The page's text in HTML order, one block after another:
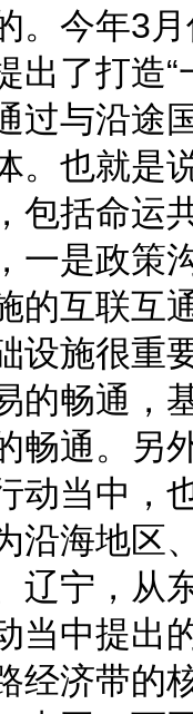
今年3
出了打造
过与沿途
。也就是
包括命运
一是政策
的互联互
设施很重
的畅通，
畅通。另
当中，也
沿海地区
辽宁，从
当中提出
经济带的